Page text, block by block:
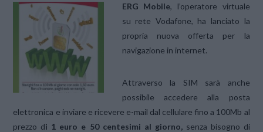
ERG Mobile, l’operatore virtuale
su rete Vodafone, ha lanciato la
propria nuova offerta per la
navigazione in internet.
Attraverso la SIM sarà anche
possibile accedere alla posta
elettronica e inviare e ricevere e-mail dal cellulare fino a 100Mb al
prezzo di 1 euro e 50 centesimi al giorno,senza bisogno di